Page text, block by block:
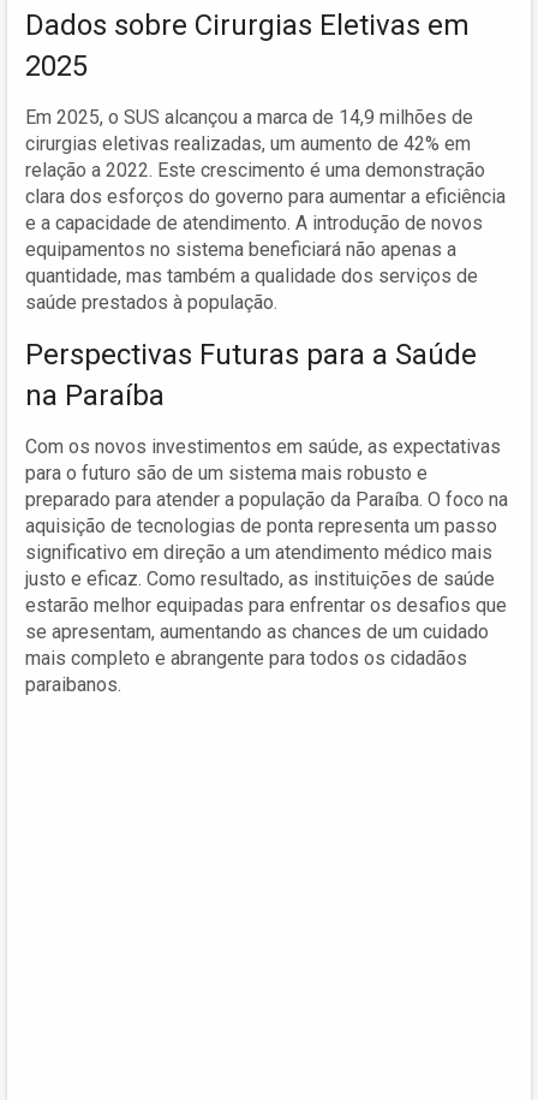
Dados sobre Cirurgias Eletivas em
2025
Em 2025, o SUS alcançou a marca de 14,9 milhões de
cirurgias eletivas realizadas, um aumento de 42% em
relação a 2022. Este crescimento é uma demonstração
clara dos esforços do governo para aumentar a eficiência
e a capacidade de atendimento. A introdução de novos
equipamentos no sistema beneficiará não apenas a
quantidade, mas também a qualidade dos serviços de
saúde prestados à população.
Perspectivas Futuras para a Saúde
na Paraíba
Com os novos investimentos em saúde, as expectativas
para o futuro são de um sistema mais robusto e
preparado para atender a população da Paraíba. O foco na
aquisição de tecnologias de ponta representa um passo
significativo em direção a um atendimento médico mais
justo e eficaz. Como resultado, as instituições de saúde
estarão melhor equipadas para enfrentar os desafios que
se apresentam, aumentando as chances de um cuidado
mais completo e abrangente para todos os cidadãos
paraibanos.